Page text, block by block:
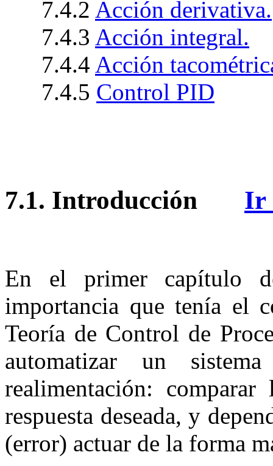
7.4.2 Acción derivativa.
7.4.3 Acción integral.
7.4.4 Acción
7.4.5 Control PID
7.1. Introducción Ir
En el primer capítulo
importancia que tenía el
Teoría de Control de
automatizar un
realimentación:
respuesta deseada, y
(error) actuar de la forma